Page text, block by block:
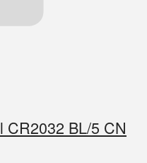
CR2032 BL/5 CN